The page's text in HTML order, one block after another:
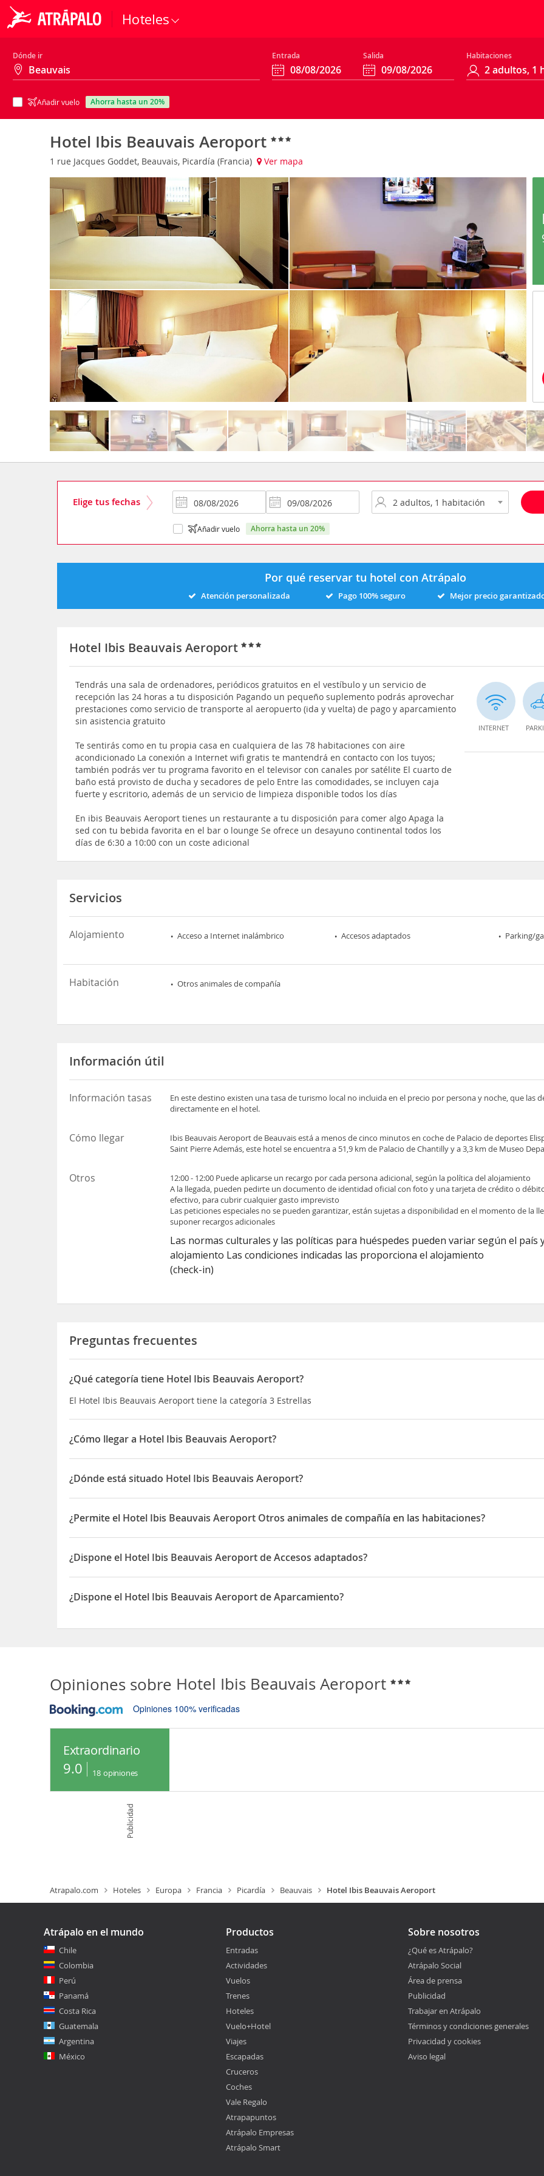
Hoteles
Dónde ir Entrada Salida Habitaciones
Añadir vuelo ahorra hasta un 20%
Hotel Ibis Beauvais Aeroport
1 rue Jacques Goddet, Beauvais, Picardía (Francia) Ver mapa
Elige tus fechas
Añadir vuelo ahorra hasta un 20%
Por qué reservar tu hotel con Atrápalo
Atención personalizada Pago 100% seguro Mejor precio
Hotel Ibis Beauvais Aeroport
Tendrás una sala de ordenadores, periódicos gratuitos en el vestíbulo y un servicio de
recepción las 24 horas a tu disposición Pagando un pequeño suplemento podrás aprovechar
prestaciones como servicio de transporte al aeropuerto (ida y vuelta) de pago y aparcamiento
sin asistencia gratuito
Te sentirás como en tu propia casa en cualquiera de las 78 habitaciones con aire
acondicionado La conexión a Internet wifi gratis te mantendrá en contacto con los tuyos;
también podrás ver tu programa favorito en el televisor con canales por satélite El cuarto de
baño está provisto de ducha y secadores de pelo Entre las comodidades, se incluyen caja
fuerte y escritorio, además de un servicio de limpieza disponible todos los días
En ibis Beauvais Aeroport tienes un restaurante a tu disposición para comer algo Apaga la
sed con tu bebida favorita en el bar o lounge Se ofrece un desayuno continental todos los
días de 6:30 a 10:00 con un coste adicional
INTERNET
Servicios
Alojamiento Acceso a Internet inalámbrico Accesos adaptados Parking/
Habitación Otros animales de compañía
Información útil
Información tasas
En este destino existen una tasa de turismo local no incluida en el precio por persona y noche, que las
directamente en el hotel.
Cómo llegar
Ibis Beauvais Aeroport de Beauvais está a menos de cinco minutos en coche de Palacio de deportes
Saint Pierre Además, este hotel se encuentra a 51,9 km de Palacio de Chantilly y a 3,3 km de Museo
Otros
12:00 - 12:00 Puede aplicarse un recargo por cada persona adicional, según la política del alojamiento
A la llegada, pueden pedirte un documento de identidad oficial con foto y una tarjeta de crédito o
efectivo, para cubrir cualquier gasto imprevisto
Las peticiones especiales no se pueden garantizar, están sujetas a disponibilidad en el momento de la
suponer recargos adicionales
Las normas culturales y las políticas para huéspedes pueden variar según el país
alojamiento Las condiciones indicadas las proporciona el alojamiento
(check-in)
Preguntas frecuentes
¿Qué categoría tiene Hotel Ibis Beauvais Aeroport?
El Hotel Ibis Beauvais Aeroport tiene la categoría 3 Estrellas
¿Cómo llegar a Hotel Ibis Beauvais Aeroport?
Ibis Beauvais Aeroport de Beauvais está a menos de cinco minutos en coche de Palacio de deportes Elispace y
Además, este hotel se encuentra a 51,9 km de Palacio de Chantilly y a 3,3 km de Museo Departamental de Oise
¿Dónde está situado Hotel Ibis Beauvais Aeroport?
El Hotel Ibis Beauvais Aeroport está situado en 1 rue Jacques Goddet
¿Permite el Hotel Ibis Beauvais Aeroport Otros animales de compañía en las habitaciones?
Sí, el Hotel Ibis Beauvais Aeroport permite Otros animales de compañía en las habitaciones
¿Dispone el Hotel Ibis Beauvais Aeroport de Accesos adaptados?
Sí, el Hotel Ibis Beauvais Aeroport dispone de Accesos adaptados
¿Dispone el Hotel Ibis Beauvais Aeroport de Aparcamiento?
Opiniones sobre Hotel Ibis Beauvais Aeroport
Opiniones 100% verificadas
Extraordinario
9.0 18 opiniones
Publicidad
Atrapalo.com Hoteles Europa Francia Picardía Beauvais Hotel Ibis Beauvais Aeroport
Atrápalo en el mundo
Chile
Colombia
Perú
Panamá
Costa Rica
Guatemala
Argentina
México
Productos
Entradas
Actividades
Vuelos
Trenes
Hoteles
Vuelo+Hotel
Viajes
Escapadas
Cruceros
Coches
Vale Regalo
Atrapapuntos
Atrápalo Empresas
Atrápalo Smart
Sobre nosotros
¿Qué es Atrápalo?
Atrápalo Social
Área de prensa
Publicidad
Trabajar en Atrápalo
Términos y condiciones generales
Privacidad y cookies
Aviso legal